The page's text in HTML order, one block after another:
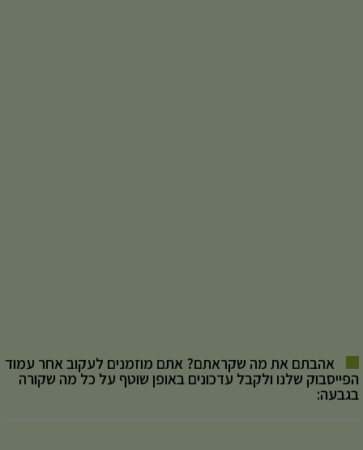
אהבתם את מה שקראתם? אתם מוזמנים לעקוב אחר עמוד
הפייסבוק שלנו ולקבל עדכונים באופן שוטף על כל מה שקורה
בגבעה: